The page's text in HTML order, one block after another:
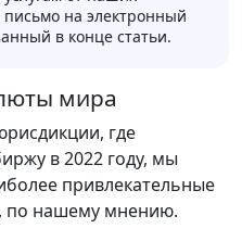
на электронный
в конце статьи.
мира
где
в 2022 году, мы
привлекательные
по нашему мнению.